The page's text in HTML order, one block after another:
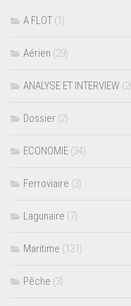
A FLOT (1)
Aérien (29)
ANALYSE ET INTERVIEW
Dossier (2)
ECONOMIE (34)
Ferroviaire (3)
Lagunaire (7)
Maritime (131)
Pêche (3)